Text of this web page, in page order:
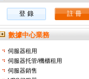
數據中心業務
伺服器租用
伺服器托管/機櫃租用
伺服器銷售